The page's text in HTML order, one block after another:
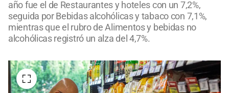
año fue el de Restaurantes y hoteles con un 7,2%,
seguida por Bebidas alcohólicas y tabaco con 7,1%,
mientras que el rubro de Alimentos y bebidas no
alcohólicas registró un alza del 4,7%.